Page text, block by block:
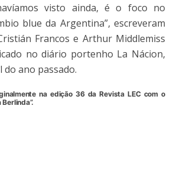
visto ainda, é o foco no
blue da Argentina”, escreveram
Francos e Arthur Middlemiss
no diário portenho La Nácion,
ano passado.
na edição 36 da Revista LEC com o
.